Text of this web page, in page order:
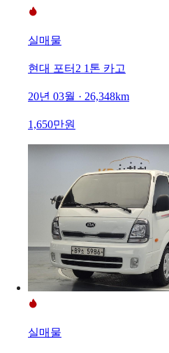
실매물
현대 포터2 1톤 카고
20년 03월 · 26,348km
1,650만원
실매물